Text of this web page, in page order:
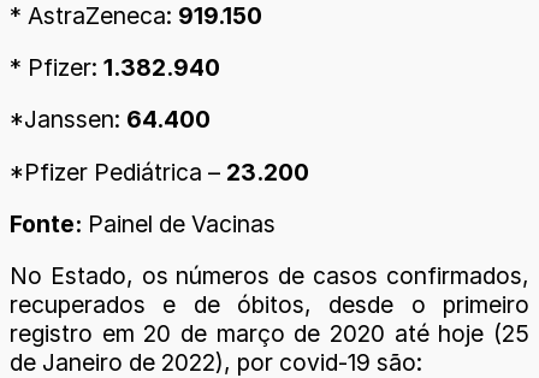
* AstraZeneca: 919.150
* Pfizer: 1.382.940
*Janssen: 64.400
*Pfizer Pediátrica – 23.200
Fonte: Painel de Vacinas
No Estado, os números de casos confirmados,
recuperados e de óbitos, desde o primeiro
registro em 20 de março de 2020 até hoje (25
de Janeiro de 2022), por covid-19 são: